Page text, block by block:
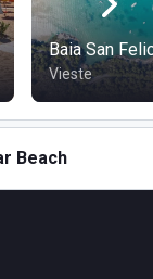
Baia San
Vieste
Beach